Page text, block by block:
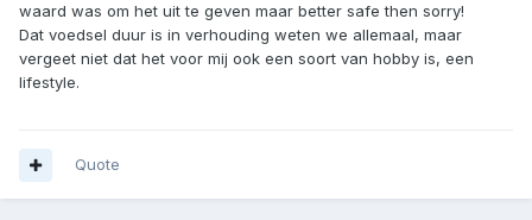
waard was om het uit te geven maar better safe then sorry!
Dat voedsel duur is in verhouding weten we allemaal, maar
vergeet niet dat het voor mij ook een soort van hobby is, een
lifestyle.
Quote